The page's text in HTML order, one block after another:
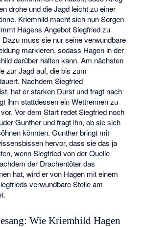
drohe und die Jagd leicht zu einer
Kriemhild macht sich nun Sorgen
Hagens Angebot Siegfried zu
muss sie nur seine verwundbare
markieren, sodass Hagen in der
darüber halten kann. Am nächsten
zur Jagd auf, die bis zum
Nachdem Siegfried
hat er starken Durst und fragt nach
ihm stattdessen ein Wettrennen zu
Vor dem Start redet Siegfried noch
Gunther und fragt ihn, ob sie sich
könnten. Gunther bringt mit
hervor, dass sie das ja
wenn Siegfried von der Quelle
der Drachentöter das
hat, wird er von Hagen mit einem
verwundbare Stelle am
Wie Kriemhild Hagen